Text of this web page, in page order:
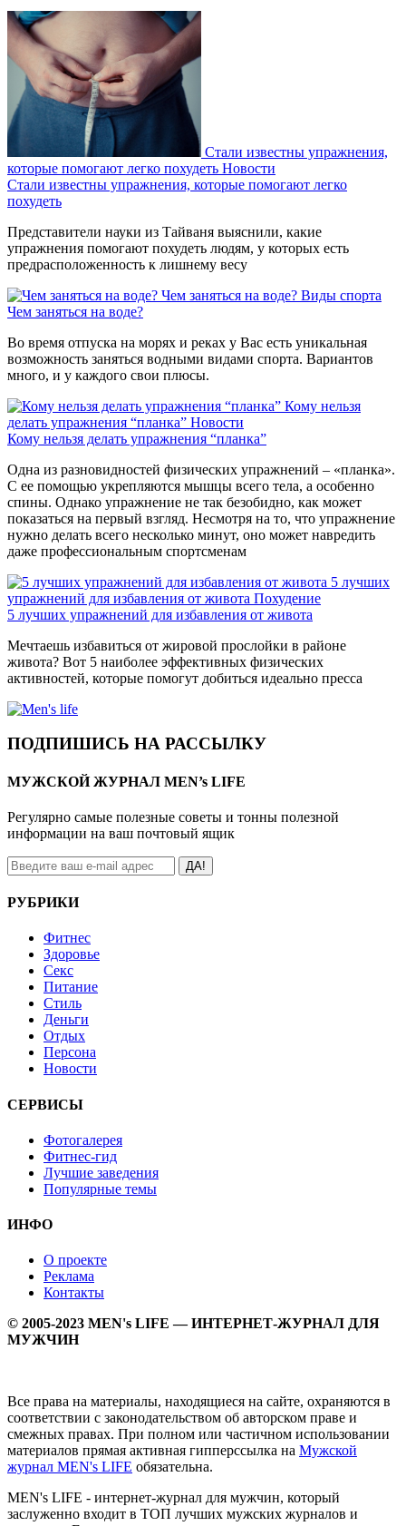
Стали известны упражнения,
которые помогают легко похудеть Новости
Стали известны упражнения, которые помогают легко
похудеть
Представители науки из Тайваня выяснили, какие
упражнения помогают похудеть людям, у которых есть
предрасположенность к лишнему весу
Чем заняться на воде? Виды спорта
Чем заняться на воде?
Во время отпуска на морях и реках у Вас есть уникальная
возможность заняться водными видами спорта. Вариантов
много, и у каждого свои плюсы.
Кому нельзя
делать упражнения “планка” Новости
Кому нельзя делать упражнения “планка”
Одна из разновидностей физических упражнений – «планка».
С ее помощью укрепляются мышцы всего тела, а особенно
спины. Однако упражнение не так безобидно, как может
показаться на первый взгляд. Несмотря на то, что упражнение
нужно делать всего несколько минут, оно может навредить
даже профессиональным спортсменам
5 лучших
упражнений для избавления от живота Похудение
5 лучших упражнений для избавления от живота
Мечтаешь избавиться от жировой прослойки в районе
живота? Вот 5 наиболее эффективных физических
активностей, которые помогут добиться идеально пресса
ПОДПИШИСЬ НА РАССЫЛКУ
МУЖСКОЙ ЖУРНАЛ MEN’s LIFE
Регулярно самые полезные советы и тонны полезной
информации на ваш почтовый ящик
ДА!
РУБРИКИ
Фитнес
Здоровье
Секс
Питание
Стиль
Деньги
Отдых
Персона
Новости
СЕРВИСЫ
Фотогалерея
Фитнес-гид
Лучшие заведения
Популярные темы
ИНФО
О проекте
Реклама
Контакты
© 2005-2023 MEN's LIFE — ИНТЕРНЕТ-ЖУРНАЛ ДЛЯ
МУЖЧИН
Все права на материалы, находящиеся на сайте, охраняются в
соответствии с законодательством об авторском праве и
смежных правах. При полном или частичном использовании
материалов прямая активная гипперссылка на Мужской
журнал MEN's LIFE обязательна.
MEN's LIFE - интернет-журнал для мужчин, который
заслуженно входит в ТОП лучших мужских журналов и